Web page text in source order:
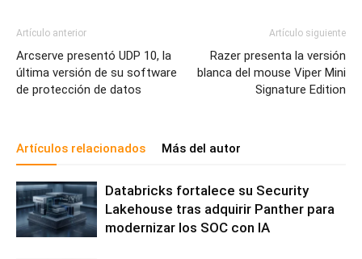
Artículo anterior
Arcserve presentó UDP 10, la
última versión de su software
de protección de datos
Artículo siguiente
Razer presenta la versión
blanca del mouse Viper Mini
Signature Edition
Artículos relacionados Más del autor
Databricks fortalece su Security
Lakehouse tras adquirir Panther para
modernizar los SOC con IA